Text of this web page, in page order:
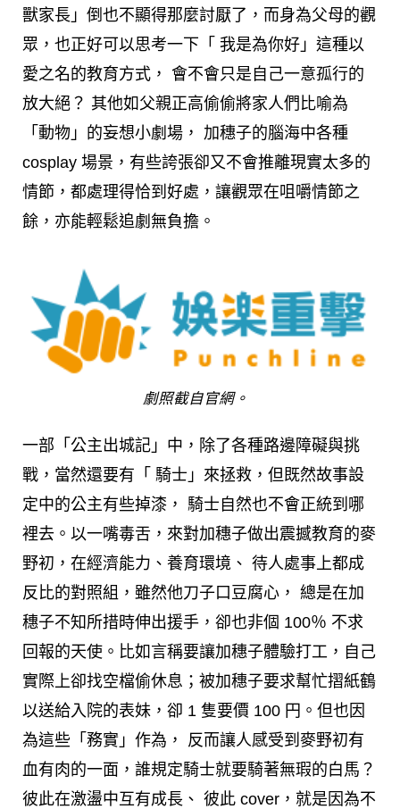
獸家長」倒也不顯得那麼討厭了，而身為父母的觀
眾，也正好可以思考一下「 我是為你好」這種以
愛之名的教育方式， 會不會只是自己一意孤行的
放大絕？ 其他如父親正高偷偷將家人們比喻為
「動物」的妄想小劇場， 加穗子的腦海中各種
cosplay 場景，有些誇張卻又不會推離現實太多的
情節，都處理得恰到好處，讓觀眾在咀嚼情節之
餘，亦能輕鬆追劇無負擔。
劇照截自官網。
一部「公主出城記」中，除了各種路邊障礙與挑
戰，當然還要有「 騎士」來拯救，但既然故事設
定中的公主有些掉漆， 騎士自然也不會正統到哪
裡去。以一嘴毒舌，來對加穗子做出震撼教育的麥
野初，在經濟能力、養育環境、 待人處事上都成
反比的對照組，雖然他刀子口豆腐心， 總是在加
穗子不知所措時伸出援手，卻也非個 100％ 不求
回報的天使。比如言稱要讓加穗子體驗打工，自己
實際上卻找空檔偷休息；被加穗子要求幫忙摺紙鶴
以送給入院的表妹，卻 1 隻要價 100 円。但也因
為這些「務實」作為， 反而讓人感受到麥野初有
血有肉的一面，誰規定騎士就要騎著無瑕的白馬？
彼此在激盪中互有成長、 彼此 cover，就是因為不